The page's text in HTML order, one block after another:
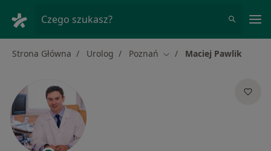
Czego szukasz?
Strona Główna Urolog Poznań Zmień miasto
Maciej Pawlik